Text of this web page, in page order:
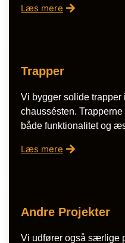
Læs mere
Trapper
Vi bygger solide trapper
chaussésten.
både funktionalitet og
Læs mere
Andre Projekter
Vi udfører også særlige